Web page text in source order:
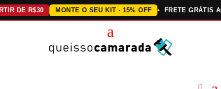
R$30 MONTE O SEU KIT · 15% OFF FRETE GRÁTIS ACIMA